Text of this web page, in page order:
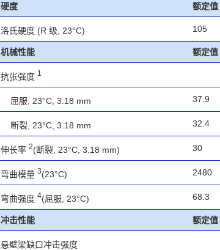
硬度 额定值
洛氏硬度 (R 级, 23°C) 105
机械性能 额定值
抗张强度 1
屈服, 23°C, 3.18 mm 37.9
断裂, 23°C, 3.18 mm 32.4
伸长率2(断裂, 23°C, 3.18 mm) 30
弯曲模量3(23°C) 2480
弯曲强度4(屈服, 23°C) 68.3
冲击性能 额定值
悬壁梁缺口冲击强度